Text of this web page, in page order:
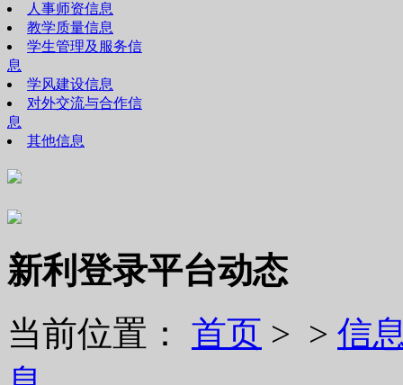
人事师资信息
教学质量信息
学生管理及服务信
息
学风建设信息
对外交流与合作信
息
其他信息
新利登录平台动态
当前位置：
首页 > > 信